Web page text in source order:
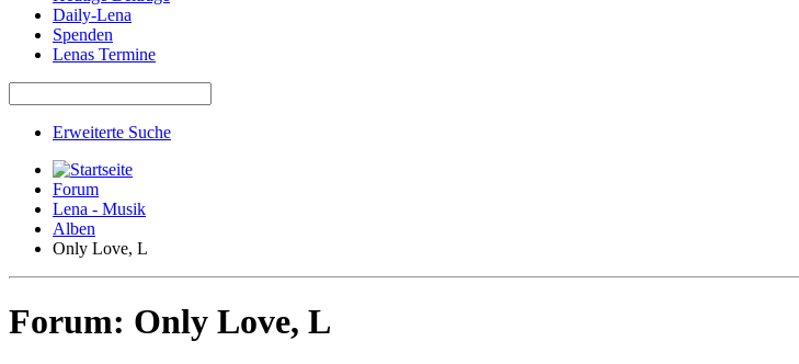
Daily-Lena
Spenden
Lenas Termine
Erweiterte Suche
Forum
Lena - Musik
Alben
Only Love, L
Forum: Only Love, L